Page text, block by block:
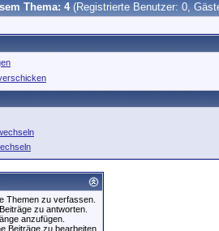
Thema: 4 (Registrierte Benutzer: 0,
Themen zu verfassen.
Beiträge zu antworten.
anzufügen.
Beiträge zu bearbeiten.